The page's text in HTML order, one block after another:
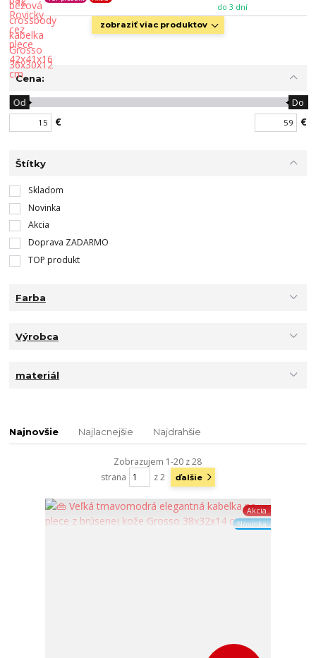
do 3 dní
zobraziť viac produktov
Cena:
€
Od Do
€
Štítky
Skladom
Novinka
Akcia
Doprava ZADARMO
TOP produkt
Farba
Výrobca
materiál
Najnovšie Najlacnejšie Najdrahšie
Zobrazujem 1-20 z 28
strana
z 2 ďalšie
Akcia
Novinka